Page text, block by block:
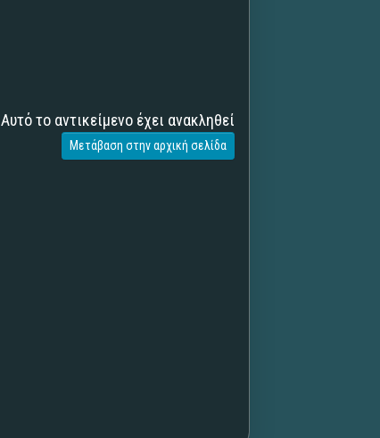
Αυτό το αντικείμενο έχει ανακληθεί
Μετάβαση στην αρχική σελίδα